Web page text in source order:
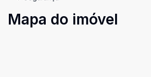
Mapa do imóvel